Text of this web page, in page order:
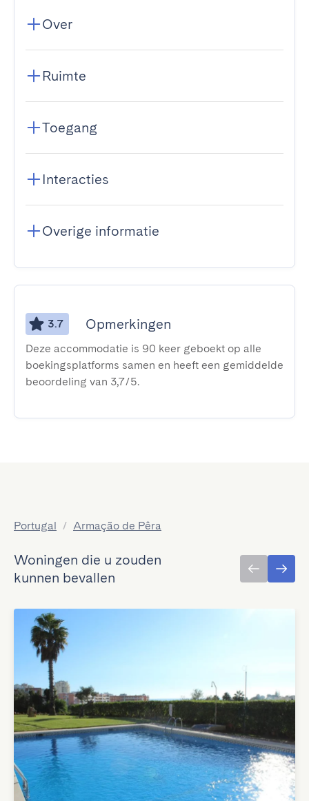
Over
Ruimte
Toegang
Interacties
Overige informatie
3.7 Opmerkingen
Deze accommodatie is 90 keer geboekt op alle
boekingsplatforms samen en heeft een gemiddelde
beoordeling van 3,7/5.
Portugal / Armação de Pêra
Woningen die u zouden
kunnen bevallen